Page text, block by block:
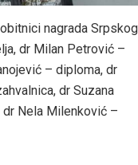
nagrada Srpskog
dr Milan Petrović –
– diploma, dr
dr Suzana
dr Nela Milenković –